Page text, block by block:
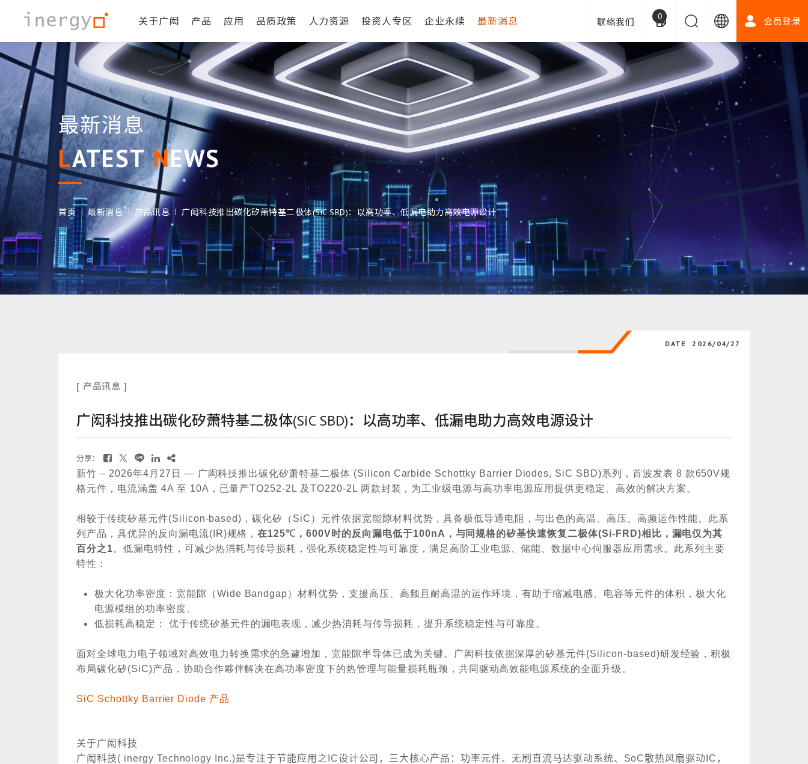
关于广闳 产品 应用 品质政策 人力资源 投资人专区 企业永续 最新消息 联络我们 0 会员登录
最新消息
LATEST NEWS
首页 最新消息 产品讯息 广闳科技推出碳化矽萧特基二极体(SiC SBD)：以高功率、低漏电助力高效电源设计
DATE 2026/04/27
[ 产品讯息 ]
广闳科技推出碳化矽萧特基二极体(SiC SBD)：以高功率、低漏电助力高效电源设计
分享：
新竹 – 2026年4 月 27 日 — 广闳科技推出碳化矽萧特基二极体 (Silicon Carbide Schottky Barrier Diodes, SiC SBD)系列，首波发表 8 款650V规
格元件，电流涵盖 4A 至 10A ，已量产TO252-2L 及 TO220-2L 两款封装，为工业级电源与高功率电源应用提供更稳定、高效的解决方案。
相较于传统矽基元件(Silicon-based) ，碳化矽（ SiC ）元件依据宽能隙材料优势，具备极低导通电阻，与出色的高温、高压、高频运作性能。此系
列产品，具优异的反向漏电流(IR)规格，在125℃ ，600V 时的反向漏电低于100nA ，与同规格的矽基快速恢复二极体(Si-FRD)相比，漏电仅为其
百分之1。低漏电特性，可减少热消耗与传导损耗，强化系统稳定性与可靠度，满足高阶工业电源、储能、数据中心伺服器应用需求。此系列主要
特性：
极大化功率密度：宽能隙（Wide Bandgap）材料优势，支援高压、高频且耐高温的运作环境，有助于缩减电感、电容等元件的体积，极大化
电源模组的功率密度。
低损耗高稳定： 优于传统矽基元件的漏电表现，减少热消耗与传导损耗，提升系统稳定性与可靠度。
面对全球电力电子领域对高效电力转换需求的急遽增加，宽能隙半导体已成为关键。广闳科技依据深厚的矽基元件(Silicon-based)研发经验，积极
布局碳化矽(SiC)产品，协助合作夥伴解决在高功率密度下的热管理与能量损耗瓶颈，共同驱动高效能电源系统的全面升级。
SiC Schottky Barrier Diode 产品
关于广闳科技
广闳科技( inergy Technology Inc.)是专注于节能应用之 IC设计公司，三大核心产品：功率元件、无刷直流马达驱动 系统、 SoC散热风扇驱动 IC ，